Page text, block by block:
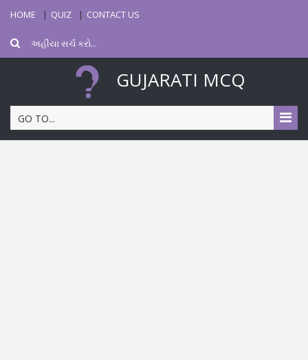
HOME QUIZ CONTACT US
GUJARATI MCQ
GO TO...